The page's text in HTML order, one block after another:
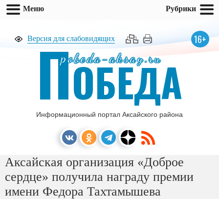
Версия для слабовидящих 16+
pobeda-aksay.ru
ПОБЕДА
Информационный портал Аксайского района
Аксайская организация «Доброе
сердце» получила награду премии
имени Федора Тахтамышева
Меню Рубрики